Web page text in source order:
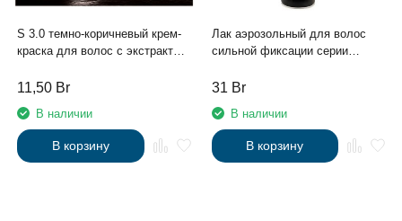
S 3.0 темно-коричневый крем-
краска для волос с экстрактом
протеинами линии Studio
11,50 Br
В наличии
В корзину
Лак аэрозольный для волос
сильной фиксации серии
Professional, 500 мл
31 Br
В наличии
В корзину